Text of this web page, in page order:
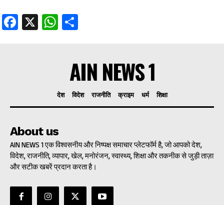
Facebook
X WhatsApp
AIN NEWS 1
देश विदेश राजनीति क्राइम धर्म शिक्षा
About us
AIN NEWS 1 एक विश्वसनीय और निष्पक्ष समाचार प्लेटफॉर्म है, जो आपको देश,
विदेश, राजनीति, व्यापार, खेल, मनोरंजन, स्वास्थ्य, शिक्षा और तकनीक से जुड़ी ताज़ा
और सटीक खबरें प्रदान करता है।